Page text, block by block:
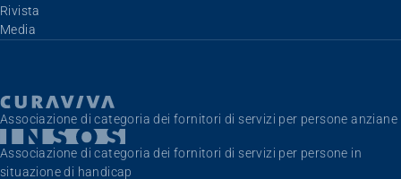
Skip navigation
Rivista
Media
Associazione di categoria dei fornitori di servizi per persone anziane
Associazione di categoria dei fornitori di servizi per persone in
situazione di handicap